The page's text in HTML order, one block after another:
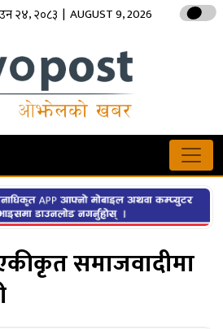
२४,२०८३ | AUGUST 9, 2026
समाजवादीमा